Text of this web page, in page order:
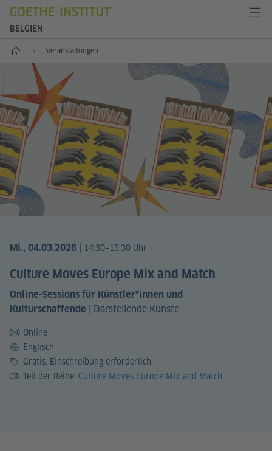
BELGIEN
Start Veranstaltungen
Mi., 04.03.2026 14:30–15:30 Uhr
Culture Moves Europe Mix and Match
Online-Sessions für Künstler*innen und
Kulturschaffende | Darstellende Künste
Online
SpracheEnglisch
PreisGratis. Einschreibung erforderlich.
Teil der Reihe: Culture Moves Europe Mix and Match